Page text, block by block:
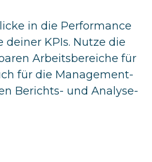
in die Performance
KPIs. Nutze die
Arbeitsbereiche für
für die Management-
Berichts- und Analyse-